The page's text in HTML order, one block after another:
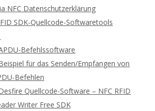
NFC Datenschutzerklärung
SDK-Quellcode-Softwaretools
Befehlssoftware
für das Senden/Empfangen von
Befehlen
Quellcode-Software – NFC RFID
Writer Free SDK